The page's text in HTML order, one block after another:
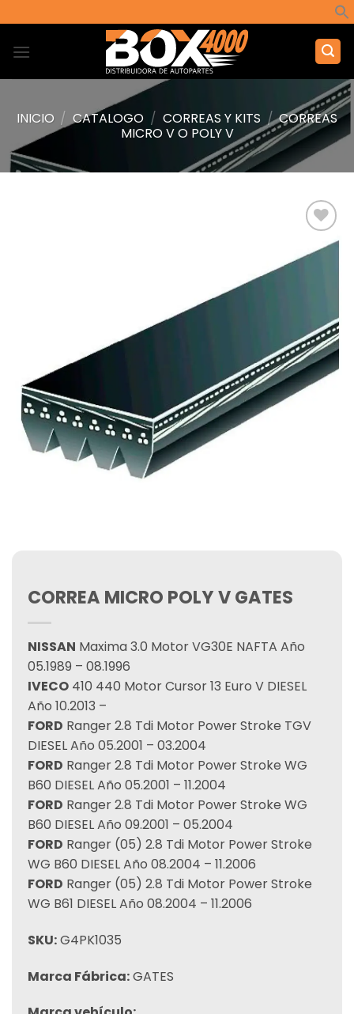
al
contenido
INICIO / CATALOGO / CORREAS Y KITS / CORREAS
MICRO V O POLY V
Añadir
a la
CORREA MICRO POLY V GATES
NISSAN Maxima 3.0 Motor VG30E NAFTA Año
05.1989 – 08.1996
IVECO 410 440 Motor Cursor 13 Euro V DIESEL
Año 10.2013 –
FORD Ranger 2.8 Tdi Motor Power Stroke TGV
DIESEL Año 05.2001 – 03.2004
FORD Ranger 2.8 Tdi Motor Power Stroke WG
B60 DIESEL Año 05.2001 – 11.2004
FORD Ranger 2.8 Tdi Motor Power Stroke WG
B60 DIESEL Año 09.2001 – 05.2004
FORD Ranger (05) 2.8 Tdi Motor Power Stroke
WG B60 DIESEL Año 08.2004 – 11.2006
FORD Ranger (05) 2.8 Tdi Motor Power Stroke
WG B61 DIESEL Año 08.2004 – 11.2006
SKU:G4PK1035
Marca Fábrica:GATES